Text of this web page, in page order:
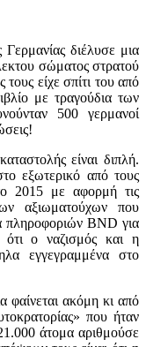
διέλυσε μια
σώματος στρατού
είχε σπίτι του από
με τραγούδια των
500 γερμανοί
είναι διπλή.
εξωτερικό από τους
2015 με αφορμή τις
αξιωματούχων που
πληροφοριών BND για
ότι ο ναζισμός και η
εγγεγραμμένα στο
φαίνεται ακόμη κι από
που ήταν
άτομα αριθμούσε